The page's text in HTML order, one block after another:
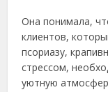
Она понимала,
клиентов,
псориазу,
стрессом,
уютную